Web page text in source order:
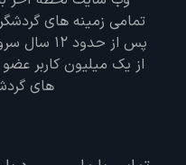
وب سایت لحظه آخر
پس از
از یک میلیون کاربر عضو
های